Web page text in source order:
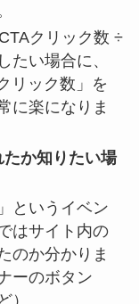
クリック数 ÷
たい場合に、
リック数」を
に楽になりま
たか知りたい場
というイベン
はサイト内の
のか分かりま
ーのボタン